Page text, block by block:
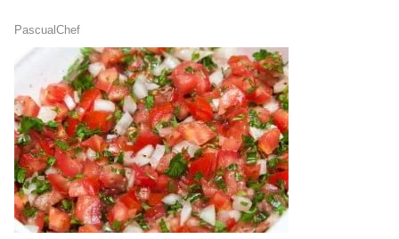
PascualChef